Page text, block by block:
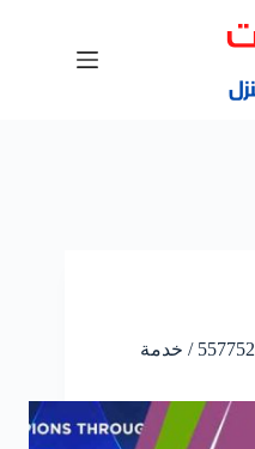
فني بي ان سبورت أبوحليفة / 55775282 / خدمة